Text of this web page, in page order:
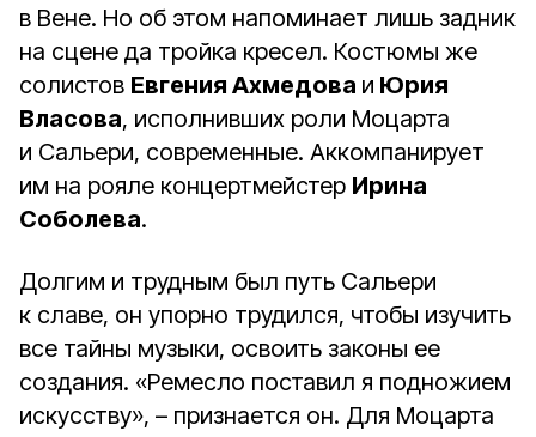
в Вене. Но об этом напоминает лишь задник
на сцене да тройка кресел. Костюмы же
солистов Евгения Ахмедова и Юрия
Власова, исполнивших роли Моцарта
и Сальери, современные. Аккомпанирует
им на рояле концертмейстер Ирина
Соболева.
Долгим и трудным был путь Сальери
к славе, он упорно трудился, чтобы изучить
все тайны музыки, освоить законы ее
создания. «Ремесло поставил я подножием
искусству», – признается он. Для Моцарта